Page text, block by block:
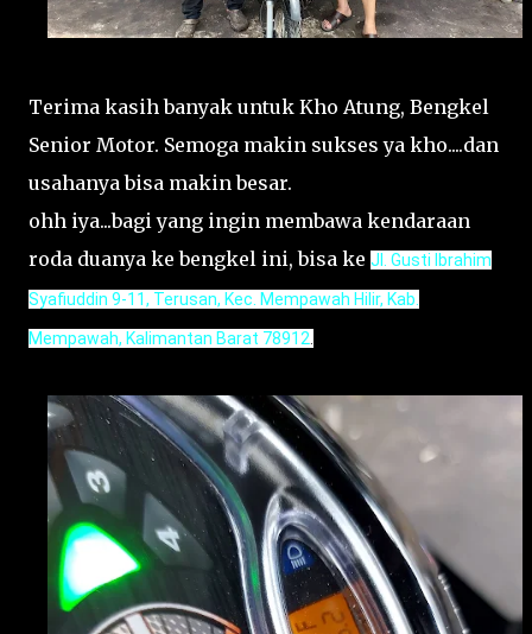
Terima kasih banyak untuk Kho Atung, Bengkel
Senior Motor. Semoga makin sukses ya kho....dan
usahanya bisa makin besar.
ohh iya...bagi yang ingin membawa kendaraan
roda duanya ke bengkel ini, bisa ke Jl. Gusti Ibrahim
Syafiuddin 9-11, Terusan, Kec. Mempawah Hilir, Kab.
Mempawah, Kalimantan Barat 78912